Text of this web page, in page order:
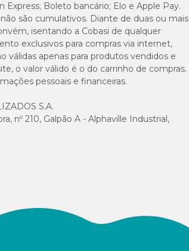
Express; Boleto bancário; Elo e Apple Pay.
são cumulativos. Diante de duas ou mais
isentando a Cobasi de qualquer
exclusivos para compras via internet,
válidas apenas para produtos vendidos e
o valor válido é o do carrinho de compras.
pessoais e financeiras.
S.A.
nº 210, Galpão A - Alphaville Industrial,